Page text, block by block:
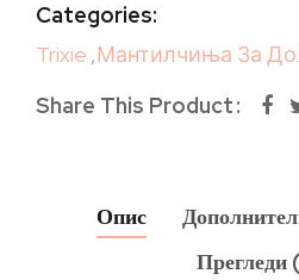
Categories:
Trixie ,Мантилчиња За
Share This Product
Опис
Прегледи